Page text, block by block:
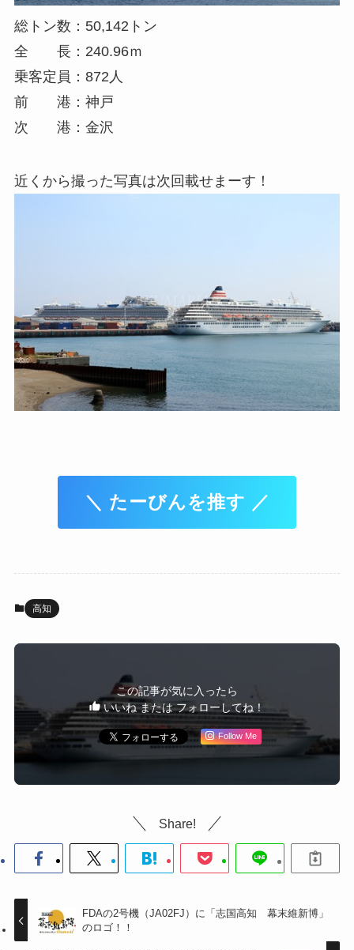
総トン数：50,142トン
全 長：240.96ｍ
乗客定員：872人
前 港：神戸
次 港：金沢
近くから撮った写真は次回載せまーす！
＼ たーびんを推す ／
高知
この記事が気に入ったら
いいね または フォローしてね！
Follow Me
Share!
FDAの2号機（JA02FJ）に「志国高知 幕末維新博」
のロゴ！！